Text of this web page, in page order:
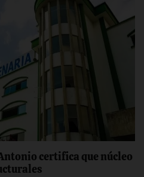
certifica ‎que núcleo